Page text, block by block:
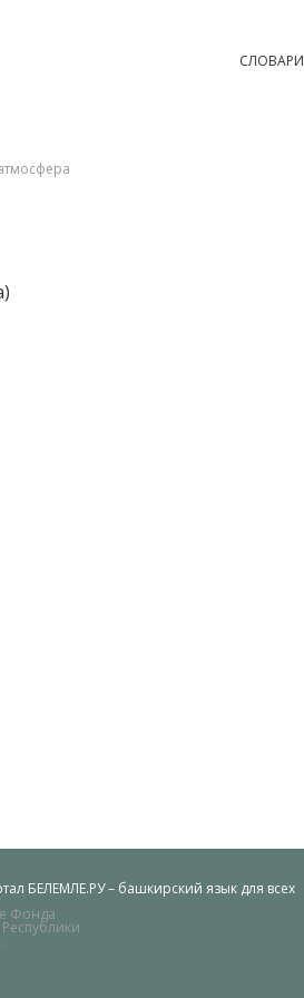
СЛОВАРИ
БЕЛЕМЛЕ.РУ – башкирский язык для всех
Фонда